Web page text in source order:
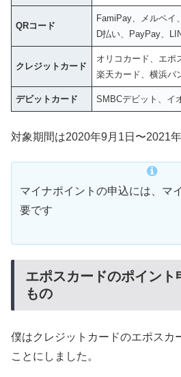
QRコード
FamiPay、メルペイ
D払い、PayPay、
クレジットカード
オリコカード、エポ
楽天カード、横浜バ
デビットカード SMBCデビット、イ
対象期間は2020年9月1日〜2021
マイナポイントの申込には、マ
要です
エポスカードのポイント
もの
僕はクレジットカードのエポスカ
ことにしました。